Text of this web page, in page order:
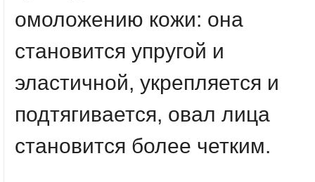
омоложению кожи: она
становится упругой и
эластичной, укрепляется и
подтягивается, овал лица
становится более четким.